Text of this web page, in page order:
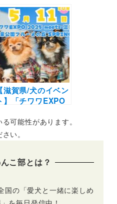
【滋賀県/犬のイベン
】「チワワEXPO
公園ブルーメの丘
」（滋賀農
可能性があります。
い。
こ部とは？
国の「愛犬と一緒に楽しめ